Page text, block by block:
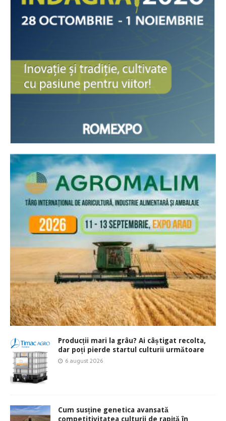
Producții mari la grâu? Ai câștigat recolta,
dar poți pierde startul culturii următoare
6 august 2026
Cum susține genetica avansată
competitivitatea culturii de rapiță în